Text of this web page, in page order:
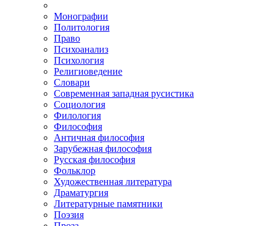
Монографии
Политология
Право
Психоанализ
Психология
Религиоведение
Словари
Современная западная русистика
Социология
Филология
Философия
Античная философия
Зарубежная философия
Русская философия
Фольклор
Художественная литература
Драматургия
Литературные памятники
Поэзия